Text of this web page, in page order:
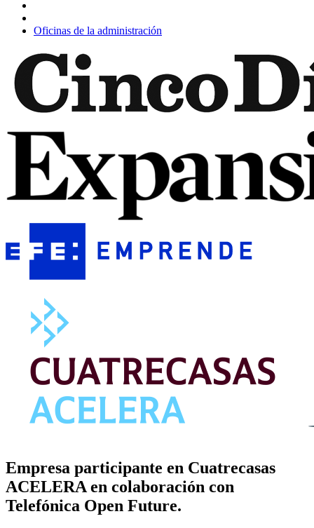
Oficinas de la administración
Empresa participante en Cuatrecasas
ACELERA en colaboración con
Telefónica Open Future.